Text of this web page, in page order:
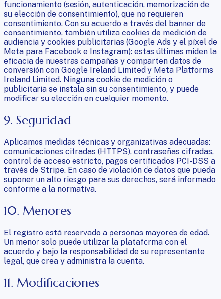
funcionamiento (sesión, autenticación, memorización de
su elección de consentimiento), que no requieren
consentimiento. Con su acuerdo a través del banner de
consentimiento, también utiliza cookies de medición de
audiencia y cookies publicitarias (Google Ads y el píxel de
Meta para Facebook e Instagram): estas últimas miden la
eficacia de nuestras campañas y comparten datos de
conversión con Google Ireland Limited y Meta Platforms
Ireland Limited. Ninguna cookie de medición o
publicitaria se instala sin su consentimiento, y puede
modificar su elección en cualquier momento.
9. Seguridad
Aplicamos medidas técnicas y organizativas adecuadas:
comunicaciones cifradas (HTTPS), contraseñas cifradas,
control de acceso estricto, pagos certificados PCI-DSS a
través de Stripe. En caso de violación de datos que pueda
suponer un alto riesgo para sus derechos, será informado
conforme a la normativa.
10. Menores
El registro está reservado a personas mayores de edad.
Un menor solo puede utilizar la plataforma con el
acuerdo y bajo la responsabilidad de su representante
legal, que crea y administra la cuenta.
11. Modificaciones